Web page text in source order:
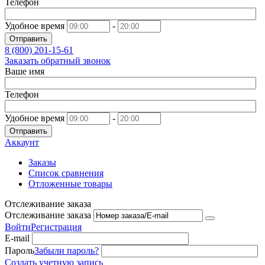
Телефон
Удобное время -
Отправить
8 (800) 201-15-61
Заказать обратный звонок
Ваше имя
Телефон
Удобное время -
Отправить
Аккаунт
Заказы
Список сравнения
Отложенные товары
Отслеживание заказа
Отслеживание заказа
ВойтиРегистрация
E-mail
ПарольЗабыли пароль?
Создать учетную запись